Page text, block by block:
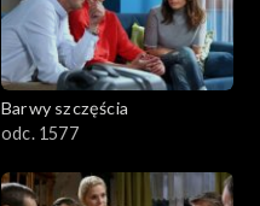
Barwy szczęścia
odc. 1577